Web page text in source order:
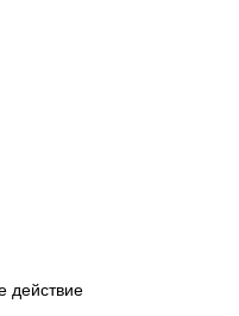
действие